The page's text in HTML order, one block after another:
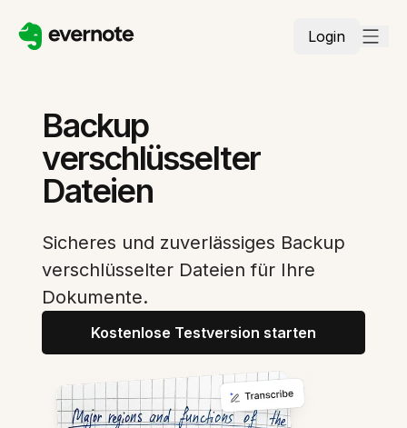
Login
Backup
verschlüsselter
Dateien
Sicheres und zuverlässiges Backup
verschlüsselter Dateien für Ihre
Dokumente.
Kostenlose Testversion starten